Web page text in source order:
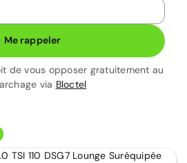
Me rappeler
de vous opposer gratuitement au
via Bloctel